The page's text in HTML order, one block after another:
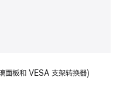
板和 VESA 支架转换器)